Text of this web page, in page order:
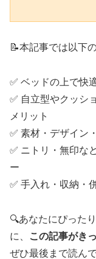
📝本記事では以下
✅ ベッドの上で快
✅ 自立型やクッシ
メリット
✅ 素材・デザイン
✅ ニトリ・無印な
ー
✅ 手入れ・収納・
🔍あなたにぴった
に、
この記事がき
ぜひ最後まで読ん